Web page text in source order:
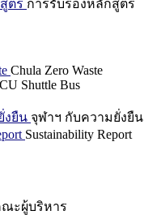
ตร การรับรองหลักสูตร
Chula Zero Waste
CU Shuttle Bus
งยืน จุฬาฯ กับความยั่งยืน
Sustainability Report
ะผู้บริหาร